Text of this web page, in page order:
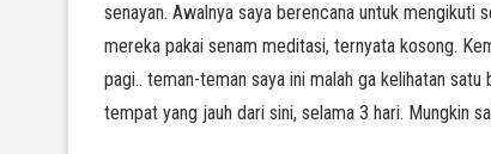
senayan. Awalnya saya berencana untuk mengikuti
mereka pakai senam meditasi, ternyata kosong.
pagi.. teman-teman saya ini malah ga kelihatan
tempat yang jauh dari sini, selama 3 hari. Mungkin